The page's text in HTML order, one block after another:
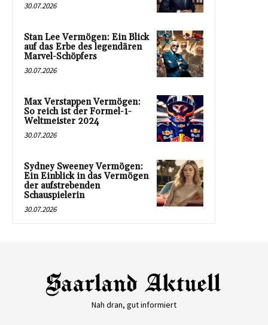
30.07.2026
Stan Lee Vermögen: Ein Blick
auf das Erbe des legendären
Marvel-Schöpfers
30.07.2026
Max Verstappen Vermögen:
So reich ist der Formel-1-
Weltmeister 2024
30.07.2026
Sydney Sweeney Vermögen:
Ein Einblick in das Vermögen
der aufstrebenden
Schauspielerin
30.07.2026
Nah dran, gut informiert